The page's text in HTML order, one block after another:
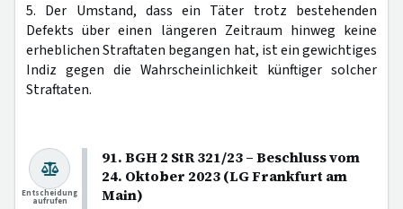
5. Der Umstand, dass ein Täter trotz bestehenden
Defekts über einen längeren Zeitraum hinweg keine
erheblichen Straftaten begangen hat, ist ein gewichtiges
Indiz gegen die Wahrscheinlichkeit künftiger solcher
Straftaten.
91. BGH 2 StR 321/23 – Beschluss vom
24. Oktober 2023 (LG Frankfurt am
Main)
Entscheidung
aufrufen